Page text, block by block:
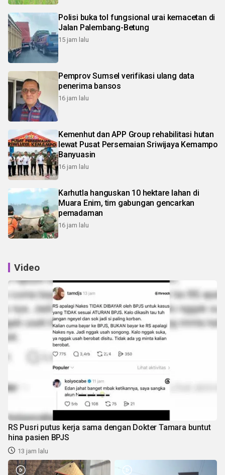
Polisi buka tol fungsional urai kemacetan di
Jalan Palembang-Betung
15 jam lalu
Pemprov Sumsel verifikasi ulang data
penerima bansos
16 jam lalu
Kemenhut dan APP Group rehabilitasi hutan
lewat Pusat Persemaian Sriwijaya Kemampo
Banyuasin
16 jam lalu
Karhutla hanguskan 10 hektare lahan di
Muara Enim, tim gabungan gencarkan
pemadaman
16 jam lalu
Video
RS Pusri putus kerja sama dengan Dokter Tamara buntut
hina pasien BPJS
13 jam lalu